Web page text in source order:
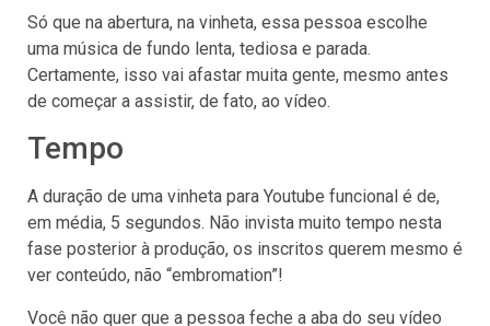
Só que na abertura, na vinheta, essa pessoa escolhe
uma música de fundo lenta, tediosa e parada.
Certamente, isso vai afastar muita gente, mesmo antes
de começar a assistir, de fato, ao vídeo.
Tempo
A duração de uma vinheta para Youtube funcional é de,
em média, 5 segundos. Não invista muito tempo nesta
fase posterior à produção, os inscritos querem mesmo é
ver conteúdo, não “embromation”!
Você não quer que a pessoa feche a aba do seu vídeo